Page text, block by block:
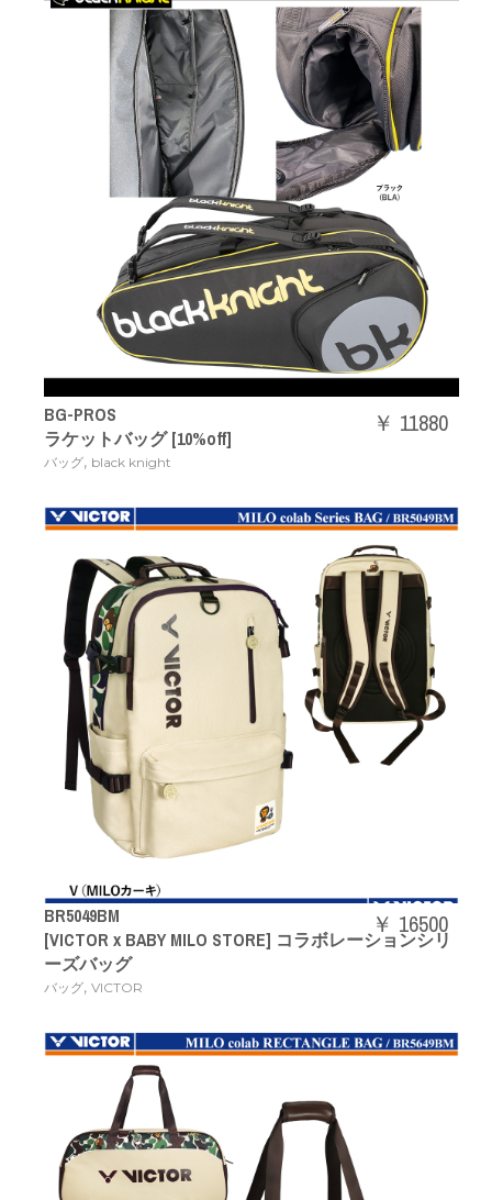
BG-PROS
ラケットバッグ [10%off]
バッグ, black knight
￥ 11880
BR5049BM
[VICTOR x BABY MILO STORE] コラボレーションシリ
ーズバッグ
バッグ, VICTOR
￥ 16500